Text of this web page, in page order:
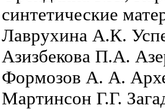
синтетические
Лаврухина А.К.
Азизбекова П.А.
Формозов А. А.
Мартинсон Г.Г.